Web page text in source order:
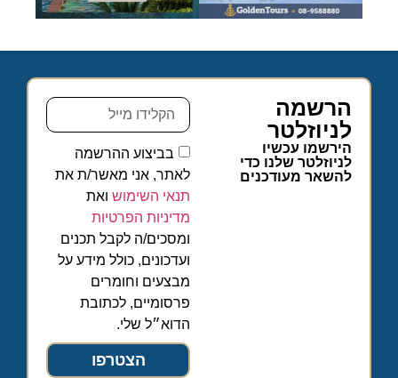
הרשמה
לניוזלטר
הירשמו עכשיו
לניוזלטר שלנו כדי
להשאר מעודכנים
בביצוע ההרשמה
לאתר, אני מאשר/ת את
תנאי השימוש ואת
מדיניות הפרטיות
ומסכים/ה לקבל תכנים
ועדכונים, כולל מידע על
מבצעים וחומרים
פרסומיים, לכתובת
הדוא״ל שלי.
הצטרפו